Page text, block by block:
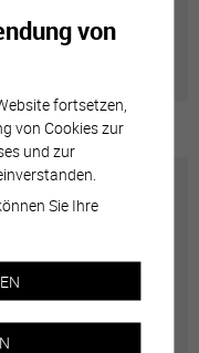
d'intérêt de la Ville
von
fortsetzen,
von Cookies zur
und zur
Sie Ihre